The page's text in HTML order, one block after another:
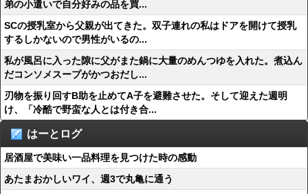
弟の小遣いで自分好みの品を買...
SCの授乳室から父親が出てきた。双子連れの私はドアを開けて授乳
するしかないので男性がいるの...
私が風呂に入った隙に父がまた鍋に大量のめんつゆを入れた。煮込ん
だコンソメスープがかつおだし...
刃物を振り回すB助を止めてA子を避難させた。そして迎えた週明
け、「冷酷で野蛮な人とは付き合...
はーとログ
居酒屋で美味い一品料理を見つけた時の感動
あたまおかしいワイ、週3で丸亀に通う